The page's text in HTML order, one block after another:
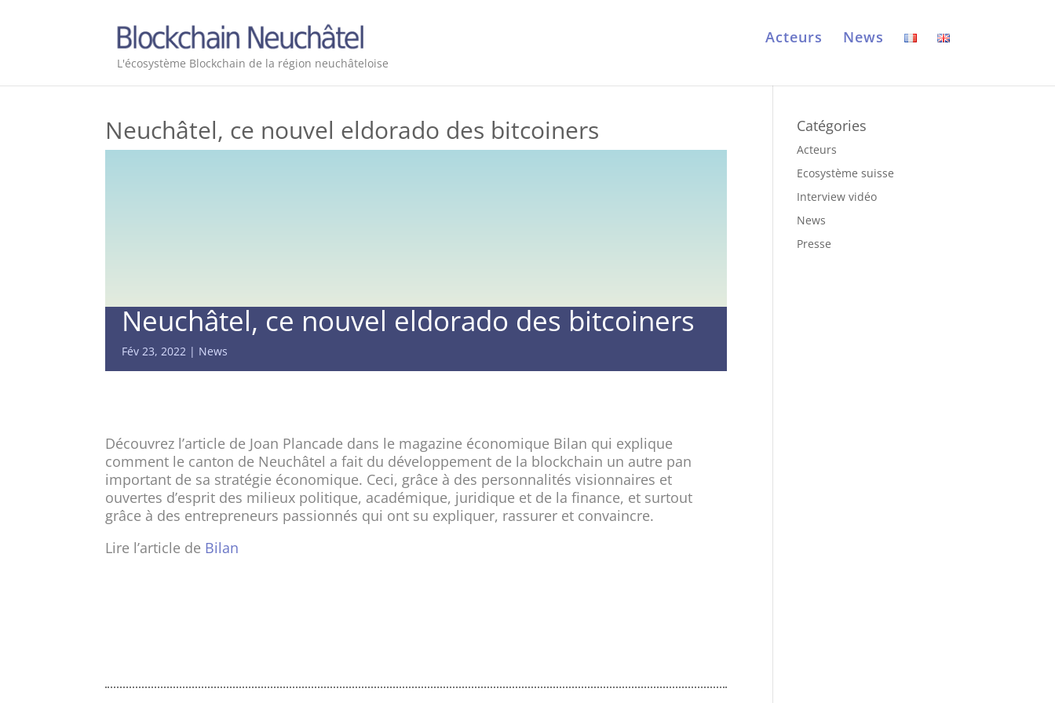
L'écosystème Blockchain de la région neuchâteloise
Acteurs News
Neuchâtel, ce nouvel eldorado des bitcoiners
Neuchâtel, ce nouvel eldorado des bitcoiners
Fév 23, 2022 News
Découvrez l’article de Joan Plancade dans le magazine économique Bilan qui explique
comment le canton de Neuchâtel a fait du développement de la blockchain un autre pan
important de sa stratégie économique. Ceci, grâce à des personnalités visionnaires et
ouvertes d’esprit des milieux politique, académique, juridique et de la finance, et surtout
grâce à des entrepreneurs passionnés qui ont su expliquer, rassurer et convaincre.
Lire l’article de Bilan
Catégories
Acteurs
Ecosystème suisse
Interview vidéo
News
Presse